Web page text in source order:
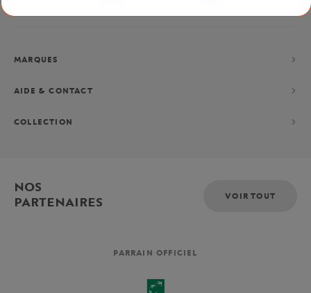
MARQUES
AIDE & CONTACT
COLLECTION
NOS
PARTENAIRES
VOIR TOUT
PARRAIN OFFICIEL